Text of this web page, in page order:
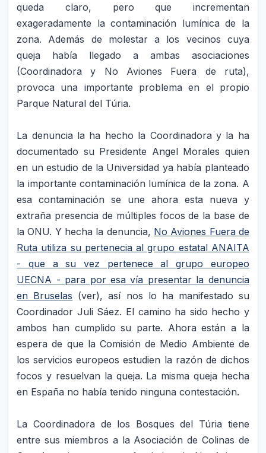
queda claro, pero que incrementan
exageradamente la contaminación lumínica de la
zona. Además de molestar a los vecinos cuya
queja había llegado a ambas asociaciones
(Coordinadora y No Aviones Fuera de ruta),
provoca una importante problema en el propio
Parque Natural del Túria.
La denuncia la ha hecho la Coordinadora y la ha
documentado su Presidente Angel Morales quien
en un estudio de la Universidad ya había planteado
la importante contaminación lumínica de la zona. A
esa contaminación se une ahora esta nueva y
extraña presencia de múltiples focos de la base de
la ONU. Y hecha la denuncia, No Aviones Fuera de
Ruta utiliza su pertenecia al grupo estatal ANAITA
- que a su vez pertenece al grupo europeo
UECNA - para por esa vía presentar la denuncia
en Bruselas (ver), así nos lo ha manifestado su
Coordinador Juli Sáez. El camino ha sido hecho y
ambos han cumplido su parte. Ahora están a la
espera de que la Comisión de Medio Ambiente de
los servicios europeos estudien la razón de dichos
focos y resuelvan la queja. La misma queja hecha
en España no había tenido ninguna contestación.
La Coordinadora de los Bosques del Túria tiene
entre sus miembros a la Asociación de Colinas de